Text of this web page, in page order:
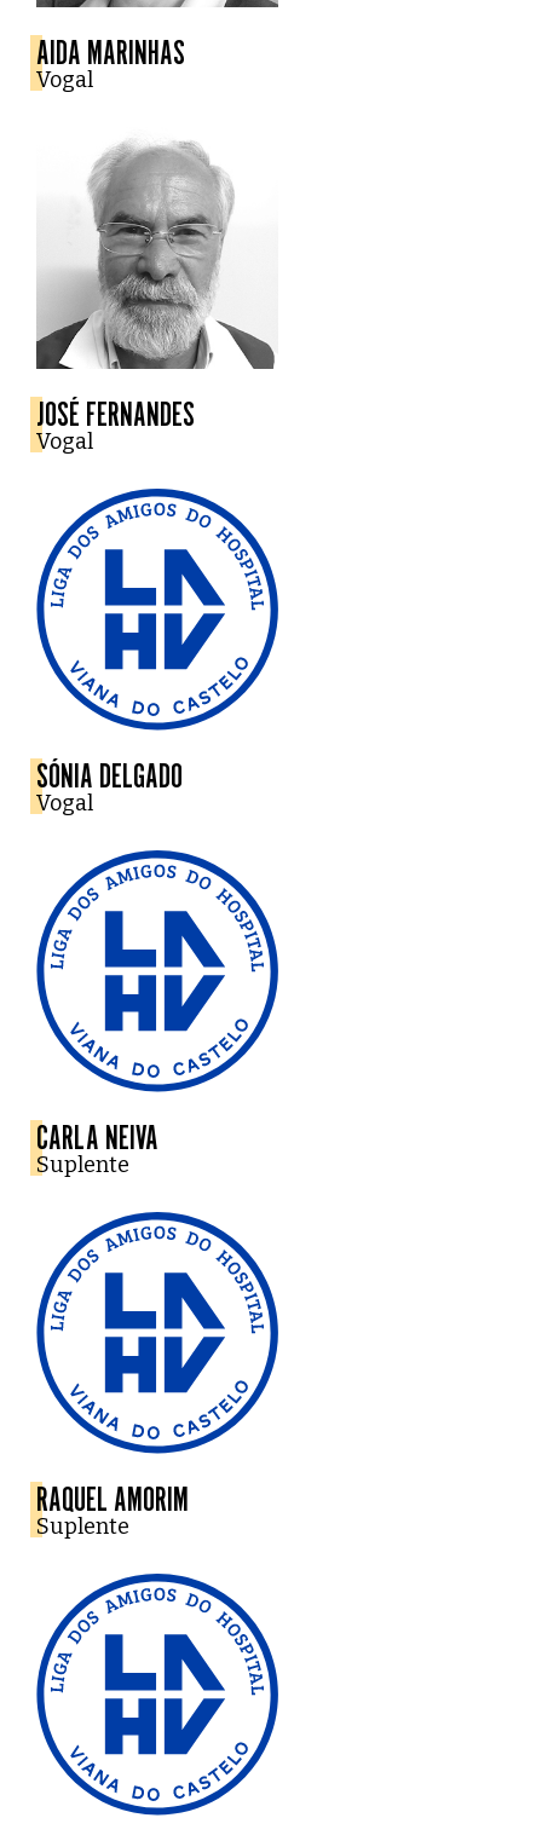
AIDA MARINHAS
Vogal
JOSÉ FERNANDES
Vogal
SÓNIA DELGADO
Vogal
CARLA NEIVA
Suplente
RAQUEL AMORIM
Suplente